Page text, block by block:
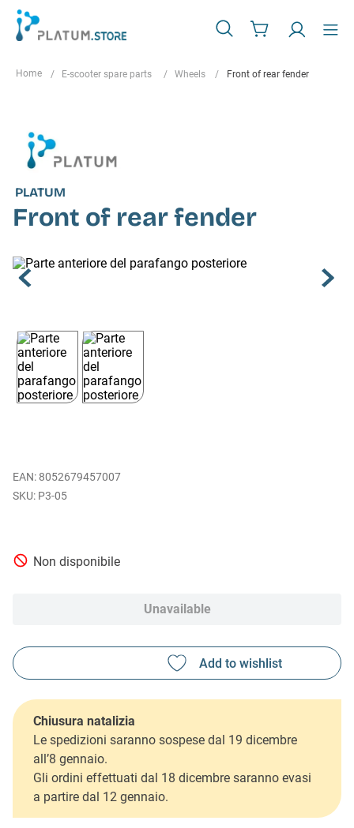
E-scooter spare parts Wheels Front of rear fender
PLATUM
Front of rear fender
EAN: 8052679457007
P3-05
Non disponibile
Unavailable
Chiusura natalizia
Le spedizioni saranno sospese dal 19 dicembre
all’8 gennaio.
Gli ordini effettuati dal 18 dicembre saranno evasi
a partire dal 12 gennaio.